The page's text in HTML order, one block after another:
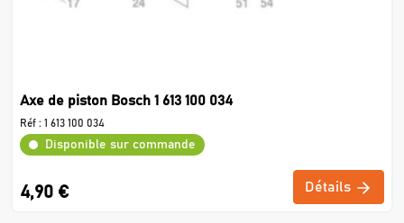
Axe de piston Bosch 1 613 100 034
Réf : 1 613 100 034
Disponible sur commande
4,90 € Détails